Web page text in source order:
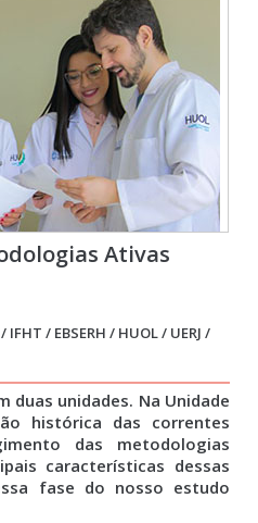
Ativas
IFHT / EBSERH / HUOL / UERJ /
duas unidades. Na Unidade
histórica das correntes
das metodologias
características dessas
fase do nosso estudo